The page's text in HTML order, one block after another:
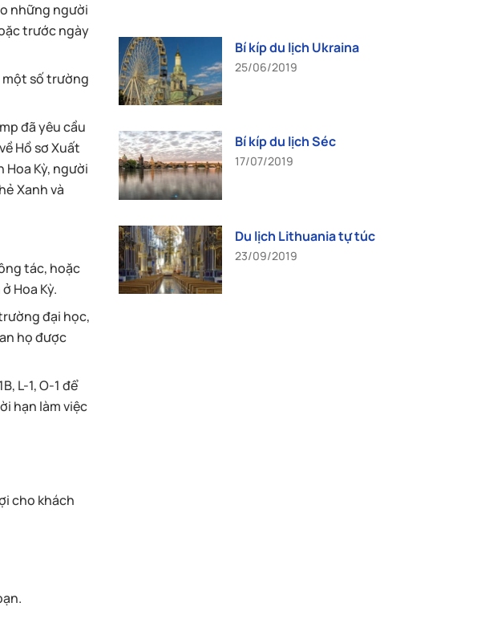
những người
trước ngày
một số trường
đã yêu cầu
Hồ sơ Xuất
Kỳ, người
Xanh và
tác, hoặc
Hoa Kỳ.
đại học,
họ được
L-1, O-1 để
hạn làm việc
cho khách
Bí kíp du lịch Ukraina
25/06/2019
Bí kíp du lịch Séc
17/07/2019
Du lịch Lithuania tự túc
23/09/2019